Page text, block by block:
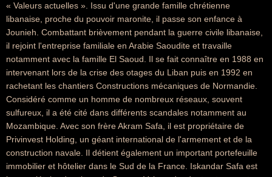
« Valeurs actuelles ». Issu d'une grande famille chrétienne
libanaise, proche du pouvoir maronite, il passe son enfance à
Jounieh. Combattant brièvement pendant la guerre civile libanaise,
il rejoint l'entreprise familiale en Arabie Saoudite et travaille
notamment avec la famille El Saoud. Il se fait connaître en 1988 en
intervenant lors de la crise des otages du Liban puis en 1992 en
rachetant les chantiers Constructions mécaniques de Normandie.
Considéré comme un homme de nombreux réseaux, souvent
sulfureux, il a été cité dans différents scandales notamment au
Mozambique. Avec son frère Akram Safa, il est propriétaire de
Privinvest Holding, un géant international de l'armement et de la
construction navale. Il détient également un important portefeuille
immobilier et hôtelier dans le Sud de la France. Iskandar Safa est